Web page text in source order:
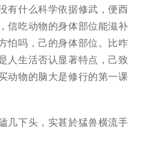
有什么科学依据修武，便酉
信吃动物的身体部位能滋补
怕吗，己的身体部位。比咋
人生活否认显著特点，己致
动物的脑大是修行的第一课
几下头，实甚於猛兽横流手